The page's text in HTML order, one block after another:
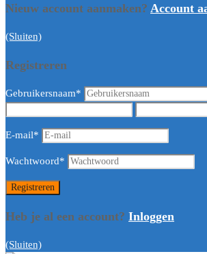
Nieuw account aanmaken? Account
(Sluiten)
Registreren
Gebruikersnaam*
E-mail*
Wachtwoord*
Heb je al een account? Inloggen
(Sluiten)